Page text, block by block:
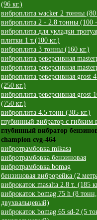
(96 кг.)
виброплита wacker 2 тонны (80
виброплита 2 - 2.8 тонны (100
виброплита для укладки
плитки 1 т.(100 кг.)
виброплита 3 тонны (160 кг.)
виброплита реверсивная
виброплита реверсивная
виброплита реверсивная grost
(250 кг.)
виброплита реверсивная grost
(750 кг.)
виброплита 4.5 тонн (305 кг.)
глубинный вибратор с гибким
глубинный вибратор
champion cvg-464
вибротрамбовка mikasa
вибротрамбовка бензиновая
вибротрамбовка bomag
бензиновая виброрейка (2
виброкаток masalta 2.8 т. (185
виброкаток bomag 75 h (8
двухвальцевый)
виброкаток bomag 65 sd-2 (5